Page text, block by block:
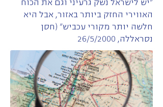
"יש לישראל נשק גרעיני וגם את הכוח
האווירי החזק ביותר באזור, אבל היא
חלשה יותר מקורי עכביש" (חסן
נסראללה, 26/5/2000